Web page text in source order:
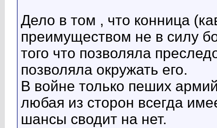
Дело в том , что конница
преимуществом не в силу
того что позволяла
позволяла окружать его.
В войне только пеших
любая из сторон всегда
шансы сводит на нет.